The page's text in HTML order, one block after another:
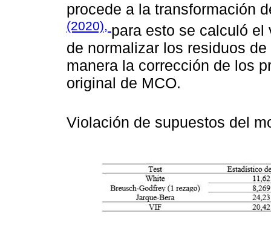
procede a la transformación
(2020), para esto se calculó el
de normalizar los residuos
manera la corrección de los
original de MCO.
Violación de supuestos del